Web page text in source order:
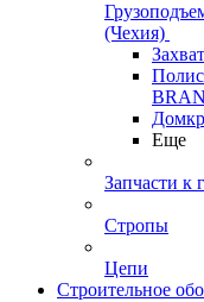
(Чехия)
Еще
Запчасти к
Стропы
Цепи
Строительное